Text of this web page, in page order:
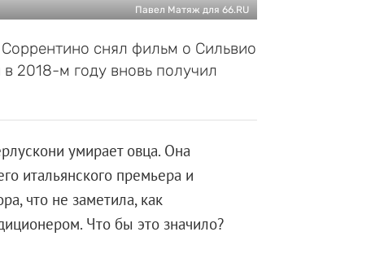
Павел Матяж для 66.RU
снял фильм о Сильвио
2018-м году вновь получил
умирает овца. Она
итальянского премьера и
что не заметила, как
Что бы это значило?